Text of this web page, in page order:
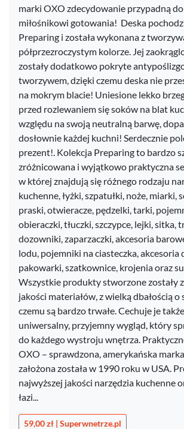
marki OXO zdecydowanie przypadną
miłośnikowi gotowania! Deska
Preparing i została wykonana z
półprzezroczystym kolorze. Jej
zostały dodatkowo pokryte
tworzywem, dzięki czemu deska nie
na mokrym blacie! Uniesione lekko
przed rozlewaniem się soków na blat
względu na swoją neutralną barwę,
dosłownie każdej kuchni! Serdecznie
prezent!. Kolekcja Preparing to bardzo
zróżnicowana i wyjątkowo praktyczna
w której znajdują się różnego rodzaju
kuchenne, łyżki, szpatułki, noże, miarki,
praski, otwieracze, pędzelki, tarki,
obieraczki, tłuczki, szczypce, lejki, sitka,
dozowniki, zaparzaczki, akcesoria
lodu, pojemniki na ciasteczka, akcesoria
pakowarki, szatkownice, krojenia oraz
Wszystkie produkty stworzone zostały
jakości materiałów, z wielką dbałością o
czemu są bardzo trwałe. Cechuje je
uniwersalny, przyjemny wygląd, który
do każdego wystroju wnętrza.
OXO – sprawdzona, amerykańska
założona została w 1990 roku w USA.
najwyższej jakości narzędzia kuchenne
łazi...
59,00 zł | Superwnetrze.pl